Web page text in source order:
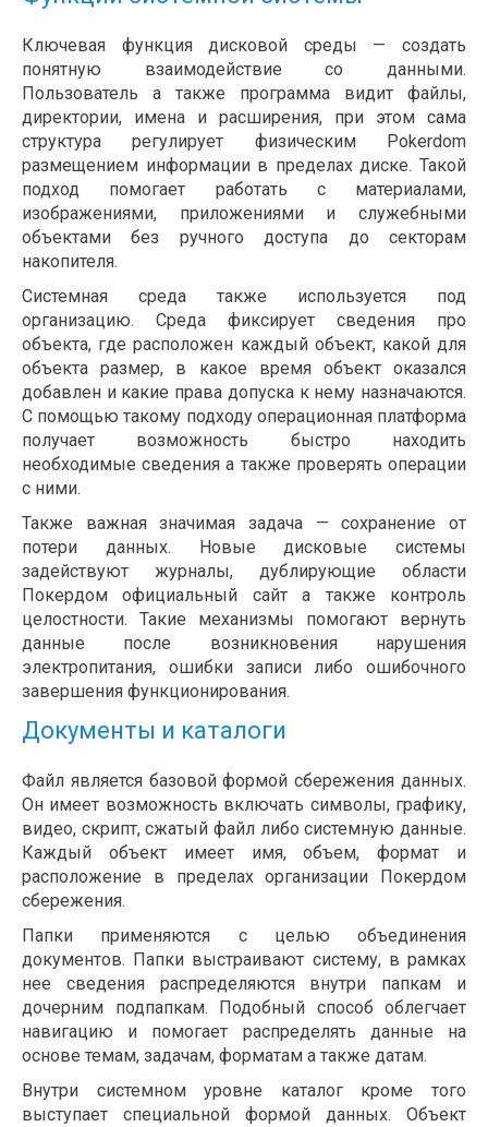
Ключевая функция дисковой среды — создать
понятную взаимодействие со данными.
Пользователь а также программа видит файлы,
директории, имена и расширения, при этом сама
структура регулирует физическим Pokerdom
размещением информации в пределах диске. Такой
подход помогает работать с материалами,
изображениями, приложениями и служебными
объектами без ручного доступа до секторам
накопителя.
Системная среда также используется под
организацию. Среда фиксирует сведения про
объекта, где расположен каждый объект, какой для
объекта размер, в какое время объект оказался
добавлен и какие права допуска к нему назначаются.
С помощью такому подходу операционная платформа
получает возможность быстро находить
необходимые сведения а также проверять операции
с ними.
Также важная значимая задача — сохранение от
потери данных. Новые дисковые системы
задействуют журналы, дублирующие области
Покердом официальный сайт а также контроль
целостности. Такие механизмы помогают вернуть
данные после возникновения нарушения
электропитания, ошибки записи либо ошибочного
завершения функционирования.
Документы и каталоги
Файл является базовой формой сбережения данных.
Он имеет возможность включать символы, графику,
видео, скрипт, сжатый файл либо системную данные.
Каждый объект имеет имя, объем, формат и
расположение в пределах организации Покердом
сбережения.
Папки применяются с целью объединения
документов. Папки выстраивают систему, в рамках
нее сведения распределяются внутри папкам и
дочерним подпапкам. Подобный способ облегчает
навигацию и помогает распределять данные на
основе темам, задачам, форматам а также датам.
Внутри системном уровне каталог кроме того
выступает специальной формой данных. Объект